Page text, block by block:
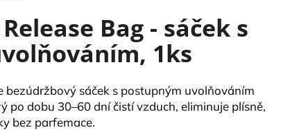
Bag - sáček s
1ks
bezúdržbový sáček s postupným uvolňováním
po dobu 30–60 dní čistí vzduch, eliminuje plísně,
bez parfemace.